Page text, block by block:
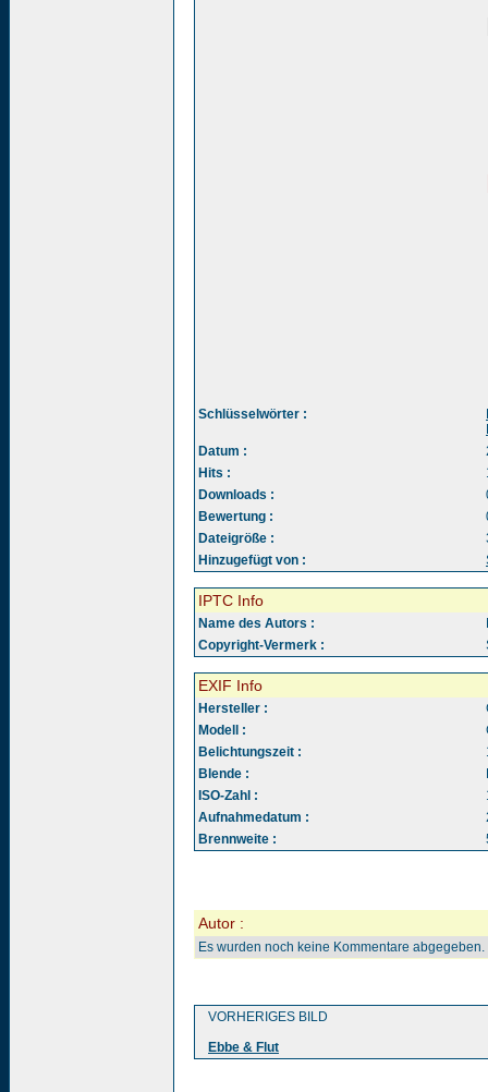
Schlüsselwörter :
Datum :
Hits :
Downloads :
Bewertung :
Dateigröße :
Hinzugefügt von :
IPTC Info
Name des Autors :
Copyright-Vermerk :
EXIF Info
Hersteller :
Modell :
Belichtungszeit :
Blende :
ISO-Zahl :
Aufnahmedatum :
Brennweite :
Autor :
Es wurden noch keine Kommentare abgegeben.
VORHERIGES BILD
Ebbe & Flut